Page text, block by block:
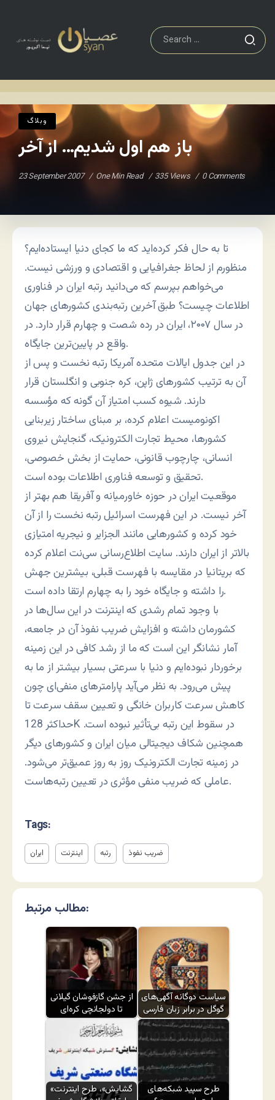
وبلاگ
باز هم اول شدیم… از آخر
23 September 2007 One Min Read 335 Views 0 Comments
تا به حال فکر کرده‌اید که ما کجای دنیا ایستاده‌ایم؟
منظورم از لحاظ جغرافیایی و اقتصادی و ورزشی نیست.
می‌خواهم بپرسم که می‌دانید رتبه ایران در فناوری
اطلاعات چیست؟ طبق آخرین رتبه‌بندی کشورهای جهان
در سال ۲۰۰۷، ایران در رده شصت و چهارم قرار دارد. در
واقع در پایین‌ترین جایگاه.
در این جدول ایالات متحده آمریکا رتبه نخست و پس از
آن به ترتیب کشورهای ژاپن، کره جنوبی و انگلستان قرار
دارند. شیوه کسب امتیاز آن گونه که مؤسسه
اکونومیست اعلام کرده، بر مبنای ساختار زیربنایی
کشورها، محیط تجارت الکترونیک، گنجایش نیروی
انسانی، چارچوب قانونی، حمایت از بخش خصوصی،
تحقیق و توسعه فناوری اطلاعات بوده است.
موقعیت ایران در حوزه خاورمیانه و آفریقا هم بهتر از
آخر نیست. در این فهرست اسرائیل رتبه نخست را از آن
خود کرده و کشورهایی مانند الجزایر و نیجریه امتیازی
بالاتر از ایران دارند. سایت اطلاع‌رسانی سی‌نت اعلام کرده
که بریتانیا در مقایسه با فهرست قبلی، بیشترین جهش
را داشته و جایگاه خود را به چهارم ارتقا داده است.
با وجود تمام رشدی که اینترنت در این سال‌ها در
کشورمان داشته و افزایش ضریب نفوذ آن در جامعه،
آمار نشانگر این است که ما از رشد کافی در این زمینه
برخوردار نبوده‌ایم و دنیا با سرعتی بسیار بیشتر از ما به
پیش می‌رود. به نظر می‌آید پارامترهای منفی‌ای چون
کاهش سرعت کاربران خانگی و تعیین سقف سرعت تا
حداکثر 128K در سقوط این رتبه بی‌تأثیر نبوده است.
همچنین شکاف دیجیتالی میان ایران و کشورهای دیگر
در زمینه تجارت الکترونیک روز به روز عمیق‌تر می‌شود.
عاملی که ضریب منفی مؤثری در تعیین رتبه‌هاست.
Tags:
ایران اینترنت رتبه ضریب نفوذ
مطالب مرتبط:
از جشن گازفوشان گیلانی
تا دولجانچی کره‌ای
سیاست دوگانه آگهی‌های
گوگل در برابر زبان فارسی
«گشایش»، طرح اینترنت
طرح سپید شبکه‌های